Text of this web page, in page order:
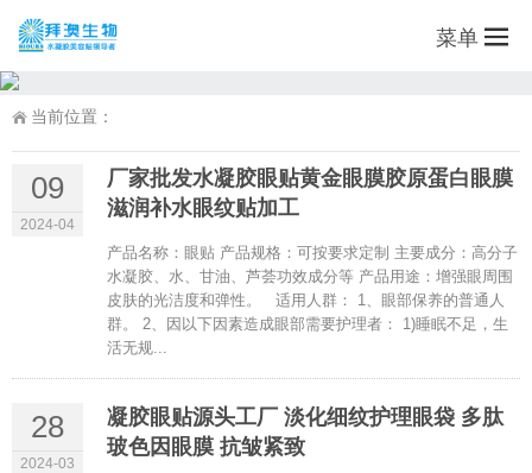
菜单
当前位置：
09
2024-04
厂家批发水凝胶眼贴黄金眼膜胶原蛋白眼膜
滋润补水眼纹贴加工
产品名称：眼贴 产品规格：可按要求定制 主要成分：高分子
水凝胶、水、甘油、芦荟功效成分等 产品用途：增强眼周围
皮肤的光洁度和弹性。 适用人群： 1、眼部保养的普通人
群。 2、因以下因素造成眼部需要护理者： 1)睡眠不足，生
活无规...
28
2024-03
凝胶眼贴源头工厂 淡化细纹护理眼袋 多肽
玻色因眼膜 抗皱紧致